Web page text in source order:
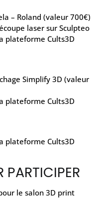
– Roland (valeur 700€)
laser sur Sculpteo
plateforme Cults3D
Simplify 3D (valeur
plateforme Cults3D
plateforme Cults3D
PARTICIPER
le salon 3D print